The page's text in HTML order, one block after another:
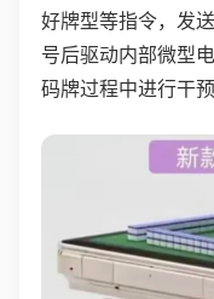
好牌型等指令，发
号后驱动内部微型
码牌过程中进行干